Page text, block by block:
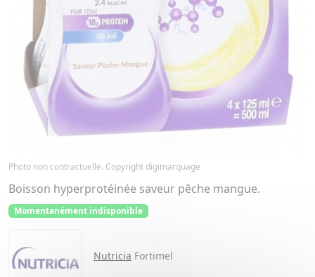
Photo non contractuelle. Copyright digimarquage
Boisson hyperprotéinée saveur pêche mangue.
Momentanément indisponible
Nutricia Fortimel